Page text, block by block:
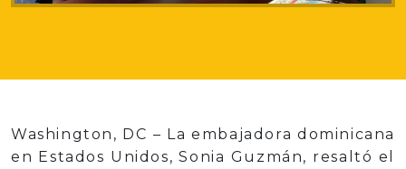
Washington, DC – La embajadora dominicana
en Estados Unidos, Sonia Guzmán, resaltó el